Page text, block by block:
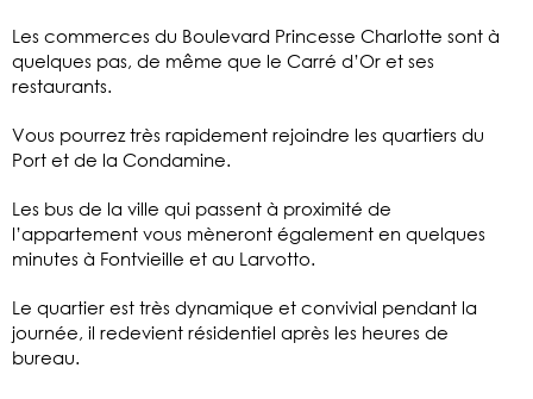
Les commerces du Boulevard Princesse Charlotte sont à
quelques pas, de même que le Carré d’Or et ses
restaurants.
Vous pourrez très rapidement rejoindre les quartiers du
Port et de la Condamine.
Les bus de la ville qui passent à proximité de
l’appartement vous mèneront également en quelques
minutes à Fontvieille et au Larvotto.
Le quartier est très dynamique et convivial pendant la
journée, il redevient résidentiel après les heures de
bureau.